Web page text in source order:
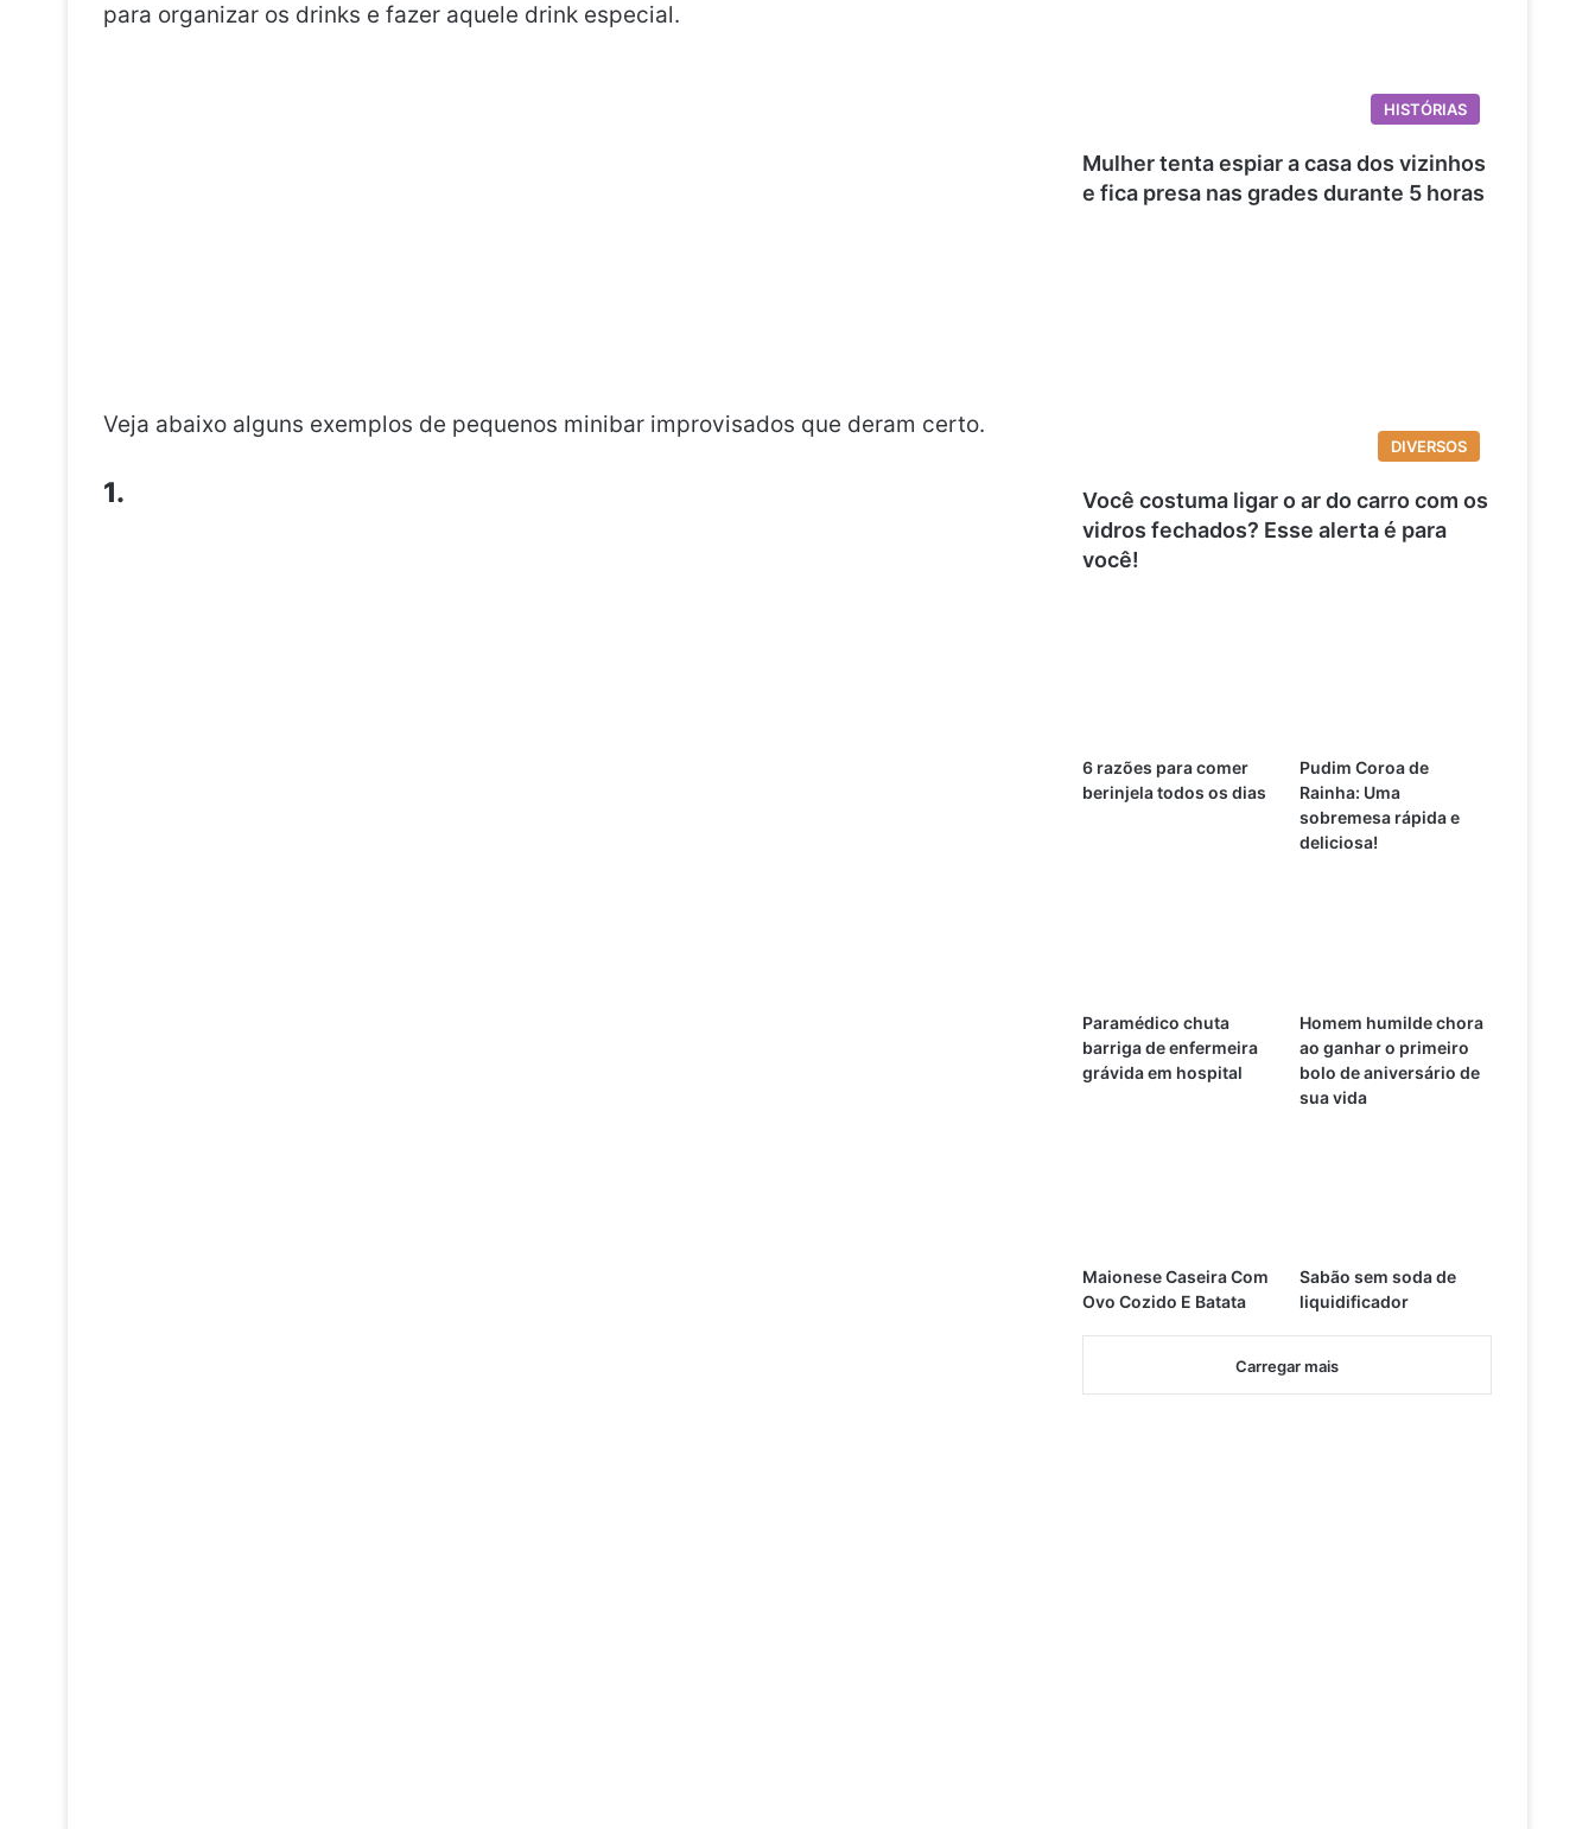
para organizar os drinks e fazer aquele drink especial.
Veja abaixo alguns exemplos de pequenos minibar improvisados ​​que deram certo.
1.
HISTÓRIAS
Mulher tenta espiar a casa dos vizinhos
e fica presa nas grades durante 5 horas
DIVERSOS
Você costuma ligar o ar do carro com os
vidros fechados? Esse alerta é para
você!
6 razões para comer
berinjela todos os dias
Pudim Coroa de
Rainha: Uma
sobremesa rápida e
deliciosa!
Paramédico chuta
barriga de enfermeira
grávida em hospital
Homem humilde chora
ao ganhar o primeiro
bolo de aniversário de
sua vida
Maionese Caseira Com
Ovo Cozido E Batata
Sabão sem soda de
liquidificador
Carregar mais